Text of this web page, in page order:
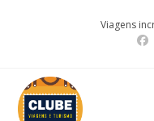
Viagens